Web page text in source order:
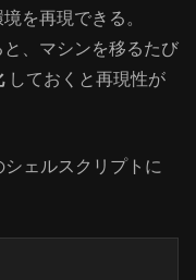
を再現できる。
、マシンを移るたび
しておくと再現性が
ェルスクリプトに